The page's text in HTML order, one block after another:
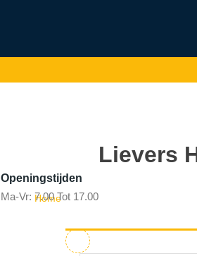
Openingstijden
Ma-Vr: 7.00 Tot 17.00
Lievers
Home